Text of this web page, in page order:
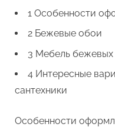
1 Особенности
2 Бежевые обои
3 Мебель бежевых
4 Интересные
сантехники
Особенности